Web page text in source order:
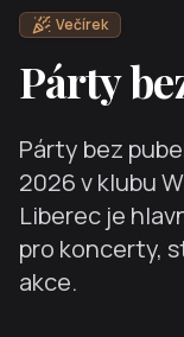
Večírek
Párty
Párty bez
2026v klubu
Liberec je
pro koncerty,
akce.